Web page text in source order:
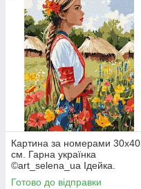
Картина за номерами 30х40
см. Гарна українка
©art_selena_ua Ідейка.
KHO8485
Готово до відправки